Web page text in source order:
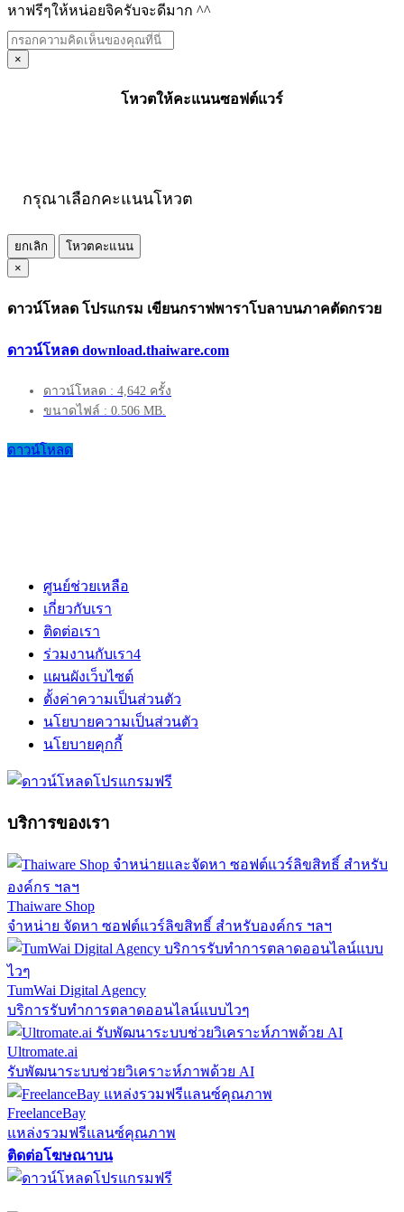
หาฟรีๆให้หน่อยจิครับจะดีมาก ^^
×
โหวตให้คะแนนซอฟต์แวร์
กรุณาเลือกคะแนนโหวต
ยกเลิก
โหวตคะแนน
×
ดาวน์โหลด โปรแกรม เขียนกราฟพาราโบลาบนภาคตัดกรวย
ดาวน์โหลด download.thaiware.com
ดาวน์โหลด : 4,642 ครั้ง
ขนาดไฟล์ : 0.506 MB.
ดาวน์โหลด
ศูนย์ช่วยเหลือ
เกี่ยวกับเรา
ติดต่อเรา
ร่วมงานกับเรา4
แผนผังเว็บไซต์
ตั้งค่าความเป็นส่วนตัว
นโยบายความเป็นส่วนตัว
นโยบายคุกกี้
บริการของเรา
Thaiware Shop
จำหน่าย จัดหา ซอฟต์แวร์ลิขสิทธิ์ สำหรับองค์กร ฯลฯ
TumWai Digital Agency
บริการรับทำการตลาดออนไลน์แบบไวๆ
Ultromate.ai
รับพัฒนาระบบช่วยวิเคราะห์ภาพด้วย AI
FreelanceBay
แหล่งรวมฟรีแลนซ์คุณภาพ
ติดต่อโฆษณาบน